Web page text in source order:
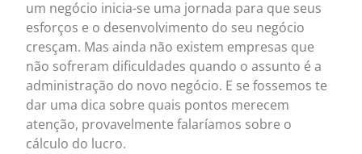
um negócio inicia-se uma jornada para que seus
esforços e o desenvolvimento do seu negócio
cresçam. Mas ainda não existem empresas que
não sofreram dificuldades quando o assunto é a
administração do novo negócio. E se fossemos te
dar uma dica sobre quais pontos merecem
atenção, provavelmente falaríamos sobre o
cálculo do lucro.